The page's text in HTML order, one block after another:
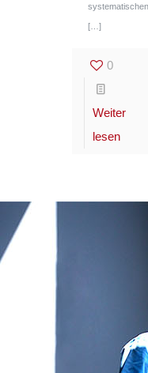
systematischen
[…]
0
Weiter
lesen